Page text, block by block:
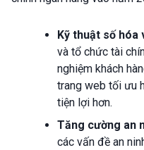
Kỹ thuật số hóa
và tổ chức tài
nghiệm khách
trang web tối ưu
tiện lợi hơn.
Tăng cường an
các vấn đề an